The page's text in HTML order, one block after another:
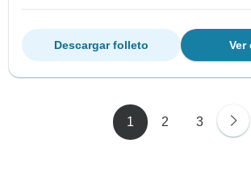
Ver
Descargar folleto
1 2 3